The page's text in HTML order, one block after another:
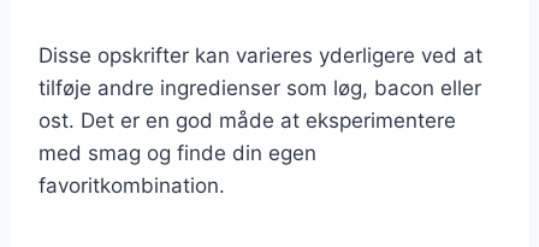
Disse opskrifter kan varieres yderligere ved at
tilføje andre ingredienser som løg, bacon eller
ost. Det er en god måde at eksperimentere
med smag og finde din egen
favoritkombination.